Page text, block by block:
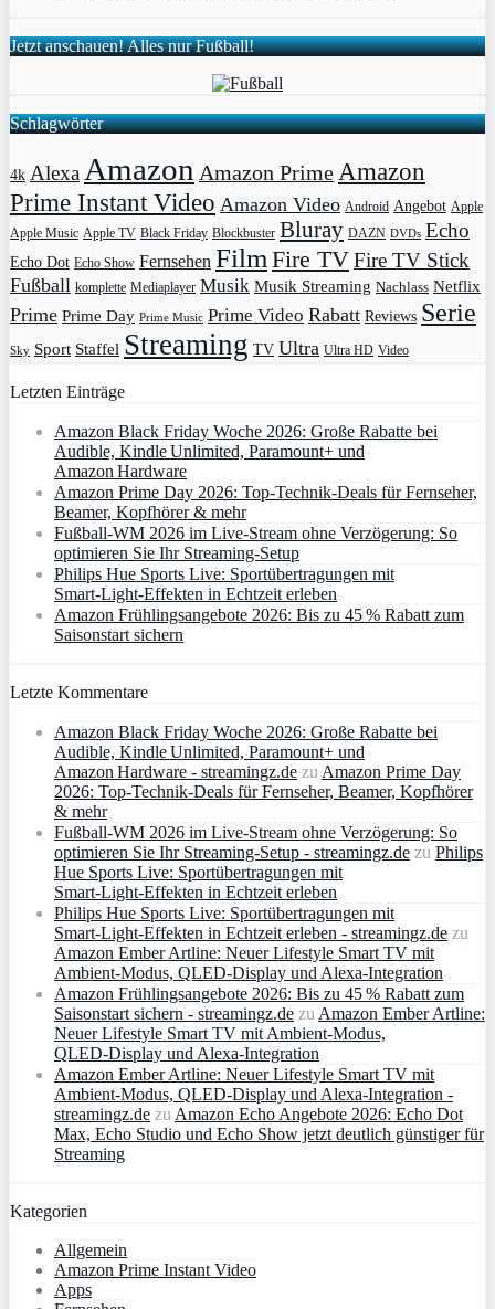
Jetzt anschauen! Alles nur Fußball!
Schlagwörter
4k AlexaAmazon Amazon PrimeAmazon
Prime Instant Video Amazon Video Android Angebot Apple
Apple Music Apple TV Black Friday Blockbuster Bluray DAZN DVDs Echo
Echo Dot Echo Show Fernsehen FilmFire TVFire TV Stick
Fußball komplette Mediaplayer Musik Musik Streaming Nachlass Netflix
Prime Prime Day Prime Music Prime Video Rabatt Reviews Serie
Sky Sport Staffel Streaming TV Ultra Ultra HD Video
Letzten Einträge
Amazon Black Friday Woche 2026: Große Rabatte bei
Audible, Kindle Unlimited, Paramount+ und
Amazon Hardware
Amazon Prime Day 2026: Top-Technik-Deals für Fernseher,
Beamer, Kopfhörer & mehr
Fußball-WM 2026 im Live-Stream ohne Verzögerung: So
optimieren Sie Ihr Streaming-Setup
Philips Hue Sports Live: Sportübertragungen mit
Smart‑Light‑Effekten in Echtzeit erleben
Amazon Frühlingsangebote 2026: Bis zu 45 % Rabatt zum
Saisonstart sichern
Letzte Kommentare
Amazon Black Friday Woche 2026: Große Rabatte bei
Audible, Kindle Unlimited, Paramount+ und
Amazon Hardware - streamingz.de zuAmazon Prime Day
2026: Top-Technik-Deals für Fernseher, Beamer, Kopfhörer
& mehr
Fußball-WM 2026 im Live-Stream ohne Verzögerung: So
optimieren Sie Ihr Streaming-Setup - streamingz.de zu Philips
Hue Sports Live: Sportübertragungen mit
Smart‑Light‑Effekten in Echtzeit erleben
Philips Hue Sports Live: Sportübertragungen mit
Smart‑Light‑Effekten in Echtzeit erleben - streamingz.de zu
Amazon Ember Artline: Neuer Lifestyle Smart TV mit
Ambient‑Modus, QLED‑Display und Alexa‑Integration
Amazon Frühlingsangebote 2026: Bis zu 45 % Rabatt zum
Saisonstart sichern - streamingz.de zuAmazon Ember Artline:
Neuer Lifestyle Smart TV mit Ambient‑Modus,
QLED‑Display und Alexa‑Integration
Amazon Ember Artline: Neuer Lifestyle Smart TV mit
Ambient‑Modus, QLED‑Display und Alexa‑Integration -
streamingz.de zuAmazon Echo Angebote 2026: Echo Dot
Max, Echo Studio und Echo Show jetzt deutlich günstiger für
Streaming
Kategorien
Allgemein
Amazon Prime Instant Video
Apps